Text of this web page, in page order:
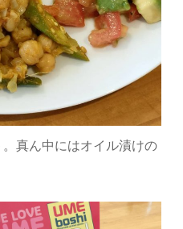
真ん中にはオイル漬けの